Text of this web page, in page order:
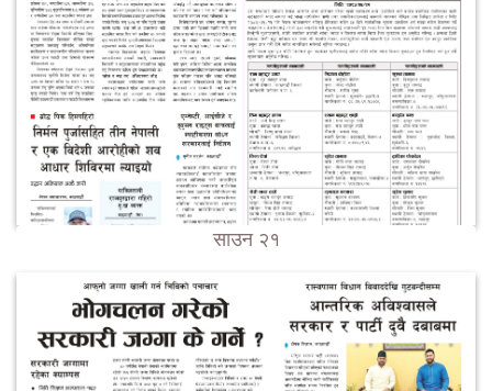
साउन २१